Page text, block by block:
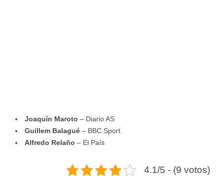
Joaquín Maroto – Diario AS
Guillem Balagué – BBC Sport
Alfredo Relaño – El País
4.1/5 - (9 votos)